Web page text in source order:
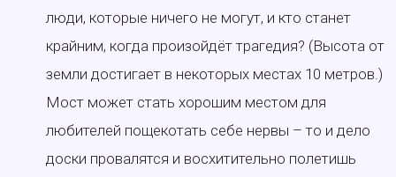
люди, которые ничего не могут, и кто станет
крайним, когда произойдёт трагедия? (Высота от
земли достигает в некоторых местах 10 метров.)
Мост может стать хорошим местом для
любителей пощекотать себе нервы – то и дело
доски провалятся и восхитительно полетишь